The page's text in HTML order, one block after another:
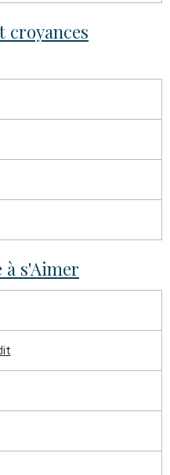
croyances
s'Aimer